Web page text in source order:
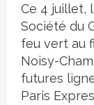
Crédit photo
Ce 4 juillet,
Société du
feu vert au
Noisy-
futures
Paris